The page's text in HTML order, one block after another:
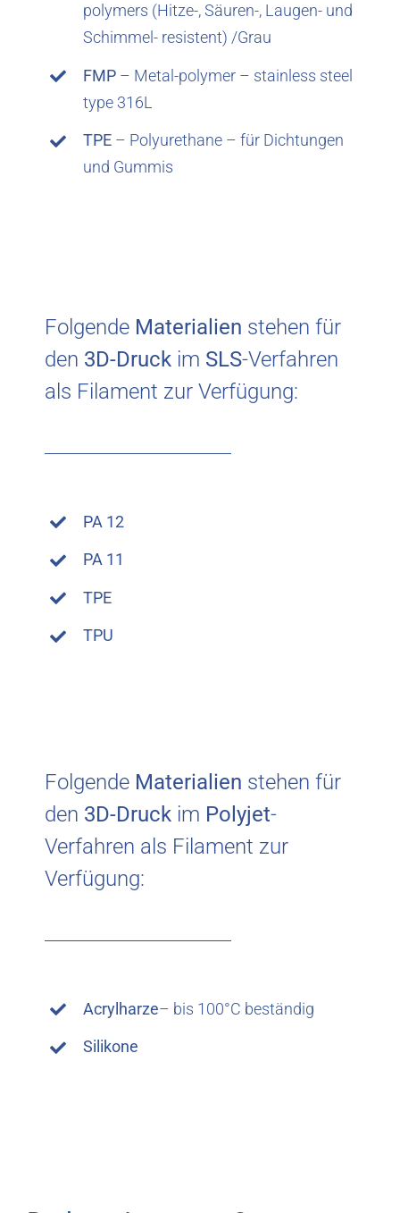
polymers (Hitze-, Säuren-, Laugen- und
Schimmel- resistent) /Grau
FMP – Metal-polymer – stainless steel
type 316L
TPE – Polyurethane – für Dichtungen
und Gummis
Folgende Materialien stehen für
den 3D-Druck im SLS-Verfahren
als Filament zur Verfügung:
PA 12
PA 11
TPE
TPU
Folgende Materialien stehen für
den 3D-Druck im Polyjet-
Verfahren als Filament zur
Verfügung:
Acrylharze– bis 100°C beständig
Silikone